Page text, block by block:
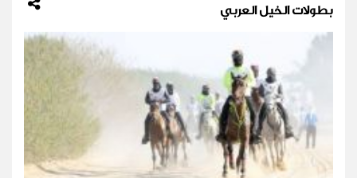
بطولات الخيل العربي